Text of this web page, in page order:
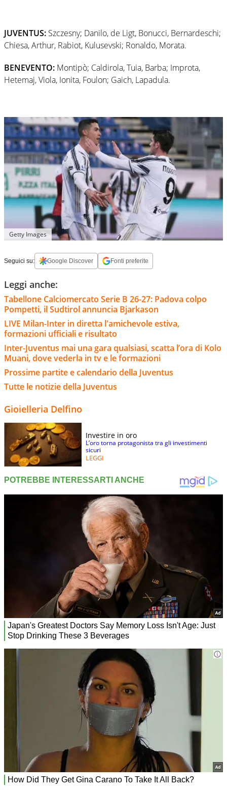
JUVENTUS: Szczesny; Danilo, de Ligt, Bonucci, Bernardeschi;
Chiesa, Arthur, Rabiot, Kulusevski; Ronaldo, Morata.
BENEVENTO: Montipò; Caldirola, Tuia, Barba; Improta,
Hetemaj, Viola, Ionita, Foulon; Gaich, Lapadula.
Getty Images
Seguici su: Google Discover Fonti preferite
Leggi anche:
Tabellone Calciomercato Serie B 26-27: Padova colpo
Pompetti, il Sudtirol annuncia Bjarkason
LIVE Milan-Inter in diretta l'amichevole estiva,
formazioni ufficiali e risultato
Inter-Juventus mai una gara qualsiasi, scatta l’ora di Kolo
Muani, dove vederla in tv e le formazioni
Prossime partite e calendario della Juventus
Tutte le notizie della Juventus
Gioielleria Delfino
Investire in oro
L’oro torna protagonista tra gli investimenti
sicuri
LEGGI